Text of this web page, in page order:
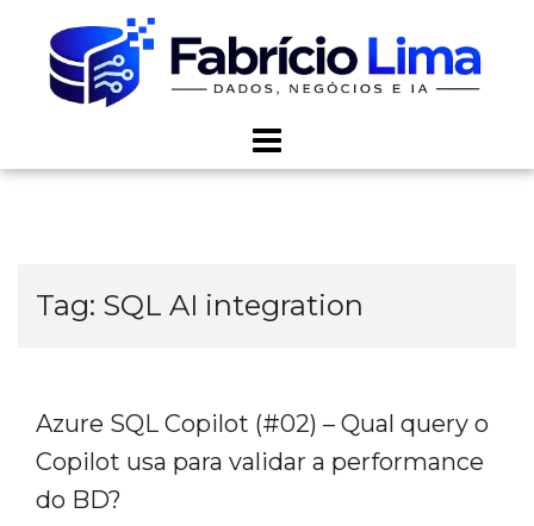
content
Tag: SQL AI integration
Azure SQL Copilot (#02) – Qual query o
Copilot usa para validar a performance
do BD?